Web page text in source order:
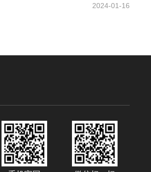
2024-01-16